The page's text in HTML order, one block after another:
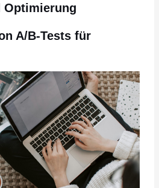
Optimierung
A/B-Tests für